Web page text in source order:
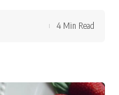
4 Min Read